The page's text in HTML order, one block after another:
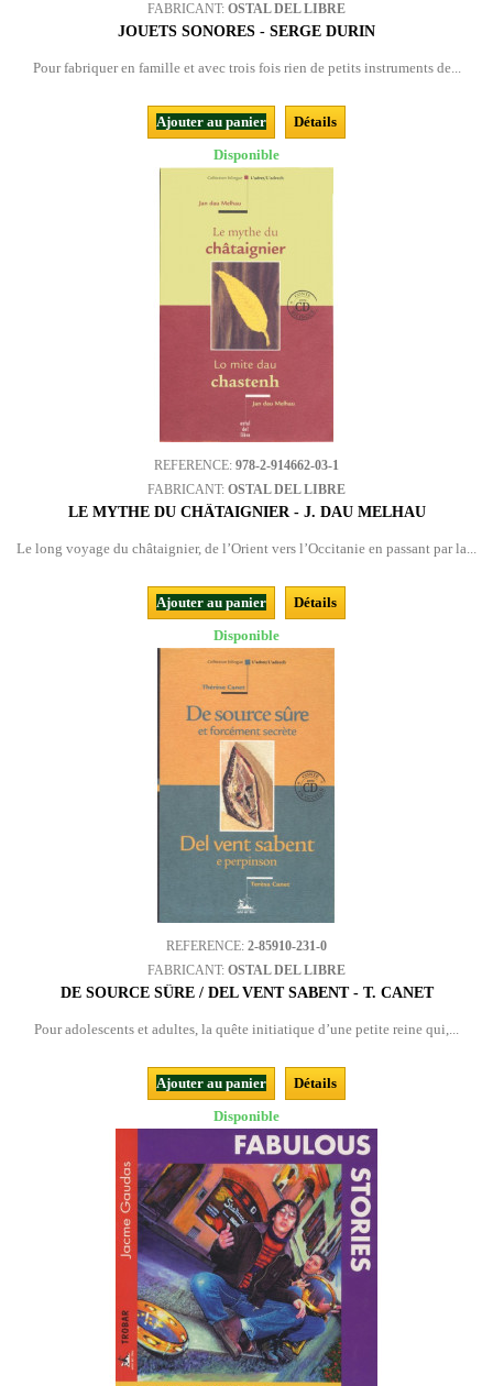
FABRICANT: OSTAL DEL LIBRE
JOUETS SONORES - SERGE DURIN
Pour fabriquer en famille et avec trois fois rien de petits instruments de...
Ajouter au panier
Détails
Disponible
REFERENCE: 978-2-914662-03-1
FABRICANT: OSTAL DEL LIBRE
LE MYTHE DU CHÂTAIGNIER - J. DAU MELHAU
Le long voyage du châtaignier, de l’Orient vers l’Occitanie en passant par la...
Ajouter au panier
Détails
Disponible
REFERENCE: 2-85910-231-0
FABRICANT: OSTAL DEL LIBRE
DE SOURCE SÛRE / DEL VENT SABENT - T. CANET
Pour adolescents et adultes, la quête initiatique d’une petite reine qui,...
Ajouter au panier
Détails
Disponible